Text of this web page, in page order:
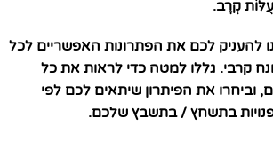
קְרָב.
להעניק לכם את הפתרונות האפשריים לכל
קרבי. גללו למטה כדי לראות את כל
וביחרו את הפיתרון שיתאים לכם לפי
בתשחץ / בתשבץ שלכם.